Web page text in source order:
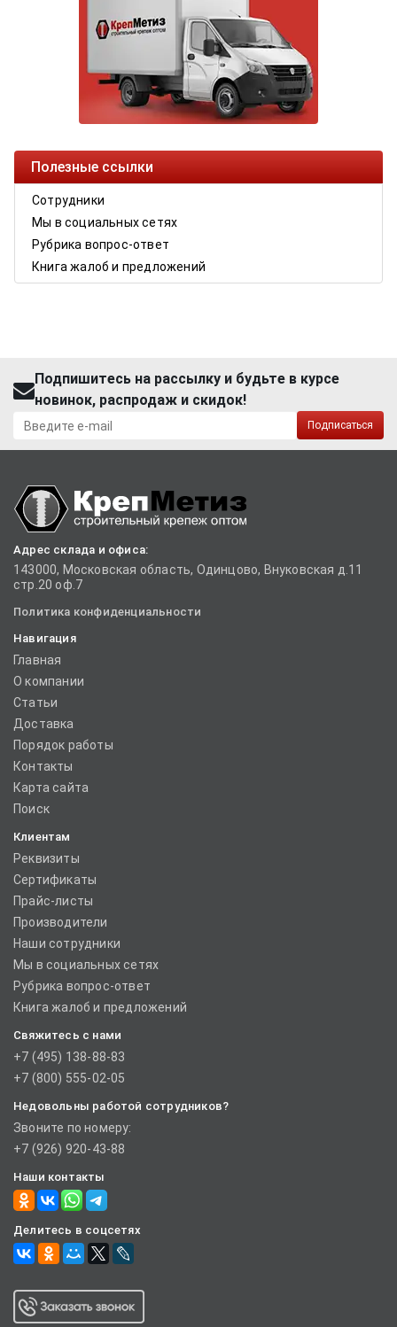
Полезные ссылки
Сотрудники
Мы в социальных сетях
Рубрика вопрос-ответ
Книга жалоб и предложений
Подпишитесь на рассылку и будьте в курсе
новинок, распродаж и скидок!
Подписаться
Адрес склада и офиса:
143000, Московская область, Одинцово, Внуковская д.11
стр.20 оф.7
Политика конфиденциальности
Навигация
Главная
О компании
Статьи
Доставка
Порядок работы
Контакты
Карта сайта
Поиск
Клиентам
Реквизиты
Сертификаты
Прайс-листы
Производители
Наши сотрудники
Мы в социальных сетях
Рубрика вопрос-ответ
Книга жалоб и предложений
Свяжитесь с нами
+7 (495) 138-88-83
+7 (800) 555-02-05
Недовольны работой сотрудников?
Звоните по номеру:
+7 (926) 920-43-88
Наши контакты
Делитесь в соцсетях